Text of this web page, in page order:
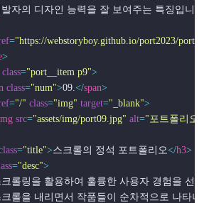
개발자의 디자인 능력을 잘 보여주는 특징입니다.
="https://webstoryboy.github.io/port2023/
>
class="port__item p9">
class="num">09.</span>
="/" class="img" target="_blank">
src="assets/img/port09.jpg" alt="포트폴리오"
="title">스크롤의 정석 포트폴리오</h3>
="desc">
스크롤링을 활용하여 훌륭한 사용자 경험을
스크롤을 내리면서 작품들이 순차적으로